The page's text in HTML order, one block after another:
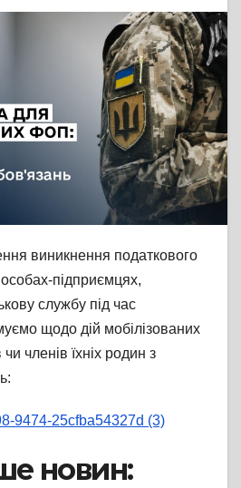
виникнення податкового
підприємцях,
службу під час
щодо дій мобілізованих
чи членів їхніх родин з
9474-25cfba54327d (3)
новин: